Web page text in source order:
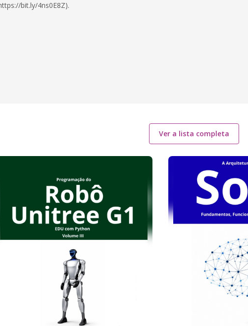
bit.ly/4ns0E8Z).
Ver a lista completa